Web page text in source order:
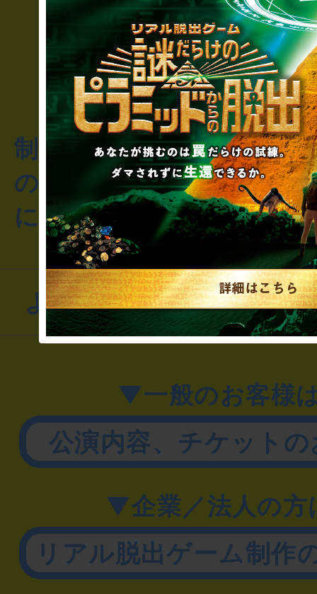
制作のご相談・コラボレ
のお客様からのご質問や
にお問い合わせください
よくあるお問い合わせ
▼一般のお客様
公演内容、チケット
▼企業／法人の方
リアル脱出ゲーム制作